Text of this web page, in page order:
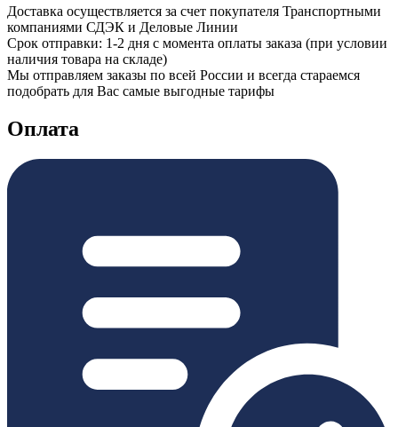
Доставка осуществляется за счет покупателя Транспортными
компаниями СДЭК и Деловые Линии
Срок отправки: 1-2 дня с момента оплаты заказа (при условии
наличия товара на складе)
Мы отправляем заказы по всей России и всегда стараемся
подобрать для Вас самые выгодные тарифы
Оплата